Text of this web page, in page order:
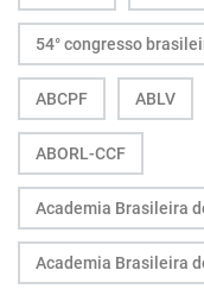
54° congresso
ABCPF ABLV
ABORL-CCF
Academia Brasileira
Academia Brasileira